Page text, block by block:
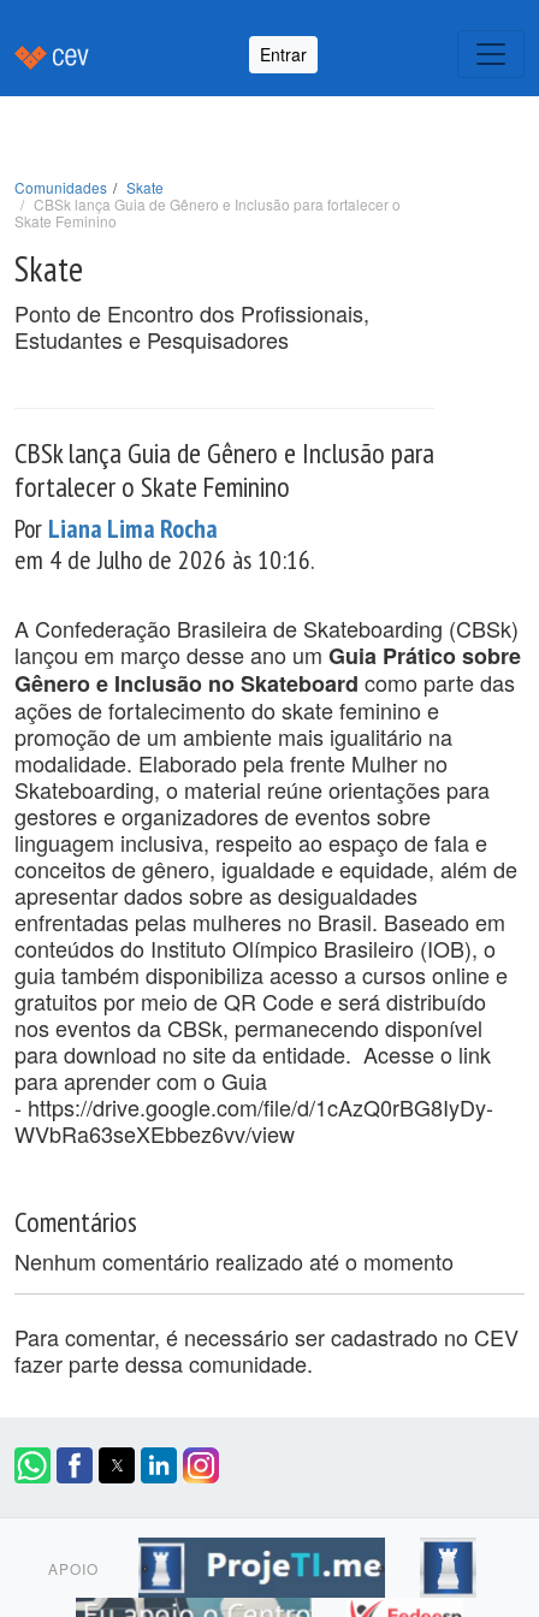
Entrar
Comunidades
Skate
CBSk lança Guia de Gênero e Inclusão para fortalecer o
Skate Feminino
Skate
Ponto de Encontro dos Profissionais,
Estudantes e Pesquisadores
CBSk lança Guia de Gênero e Inclusão para
fortalecer o Skate Feminino
Por Liana Lima Rocha
em 4 de Julho de 2026 às 10:16.
A Confederação Brasileira de Skateboarding (CBSk)
lançou em março desse ano um Guia Prático sobre
Gênero e Inclusão no Skateboard como parte das
ações de fortalecimento do skate feminino e
promoção de um ambiente mais igualitário na
modalidade. Elaborado pela frente Mulher no
Skateboarding, o material reúne orientações para
gestores e organizadores de eventos sobre
linguagem inclusiva, respeito ao espaço de fala e
conceitos de gênero, igualdade e equidade, além de
apresentar dados sobre as desigualdades
enfrentadas pelas mulheres no Brasil. Baseado em
conteúdos do Instituto Olímpico Brasileiro (IOB), o
guia também disponibiliza acesso a cursos online e
gratuitos por meio de QR Code e será distribuído
nos eventos da CBSk, permanecendo disponível
para download no site da entidade. Acesse o link
para aprender com o Guia
- https://drive.google.com/file/d/1cAzQ0rBG8IyDy-
WVbRa63seXEbbez6vv/view
Comentários
Nenhum comentário realizado até o momento
Para comentar, é necessário ser cadastrado no CEV
fazer parte dessa comunidade.
APOIO